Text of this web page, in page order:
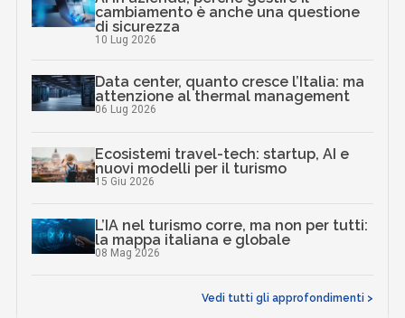
cambiamento è anche una questione
di sicurezza
10 Lug 2026
Data center, quanto cresce l’Italia: ma
attenzione al thermal management
06 Lug 2026
Ecosistemi travel-tech: startup, AI e
nuovi modelli per il turismo
15 Giu 2026
L’IA nel turismo corre, ma non per tutti:
la mappa italiana e globale
08 Mag 2026
Vedi tutti gli approfondimenti >